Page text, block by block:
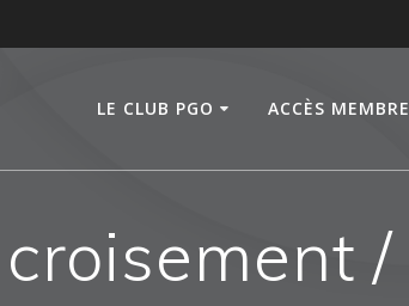
LE CLUB PGO ACCÈS MEMBRE
/